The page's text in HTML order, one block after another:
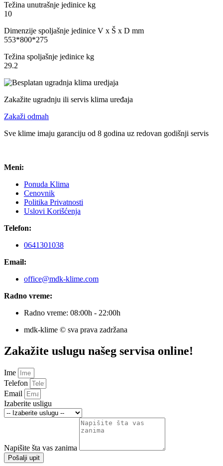
Težina unutrašnje jedinice kg
10
Dimenzije spoljašnje jedinice V x Š x D mm
553*800*275
Težina spoljašnje jedinice kg
29.2
Zakažite ugradnju ili servis klima uređaja
Zakaži odmah
Sve klime imaju garanciju od 8 godina uz redovan godišnji servis
Meni:
Ponuda Klima
Cenovnik
Politika Privatnosti
Uslovi Korišćenja
Telefon:
0641301038
Email:
office@mdk-klime.com
Radno vreme:
Radno vreme: 08:00h - 22:00h
mdk-klime © sva prava zadržana
Zakažite uslugu našeg servisa online!
Ime
Telefon
Email
Izaberite usligu
Napišite šta vas zanima
Pošalji upit